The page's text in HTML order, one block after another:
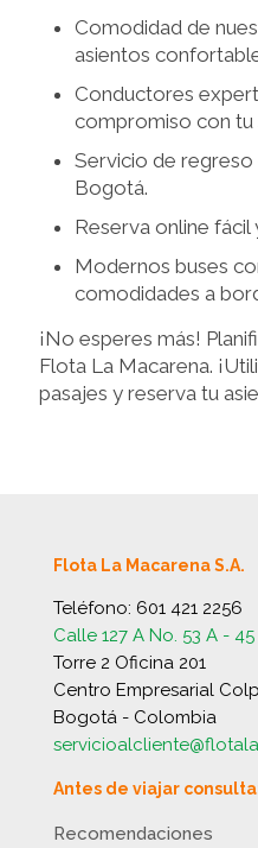
Comodidad de
asientos
Conductores
compromiso con tu
Servicio de
Bogotá.
Reserva online fácil
Modernos buses
comodidades a
¡No esperes más!
Flota La Macarena.
pasajes y reserva tu
Flota La Macarena S.A.
Teléfono: 601 421 2256
Calle 127 A No. 53 A - 45
Torre 2 Oficina 201
Centro Empresarial
Bogotá - Colombia
Antes de viajar
Recomendaciones